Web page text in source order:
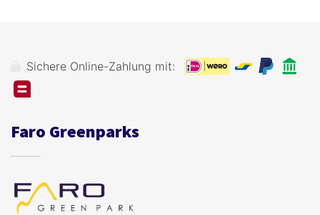
Sichere Online-Zahlung mit:
Faro Greenparks